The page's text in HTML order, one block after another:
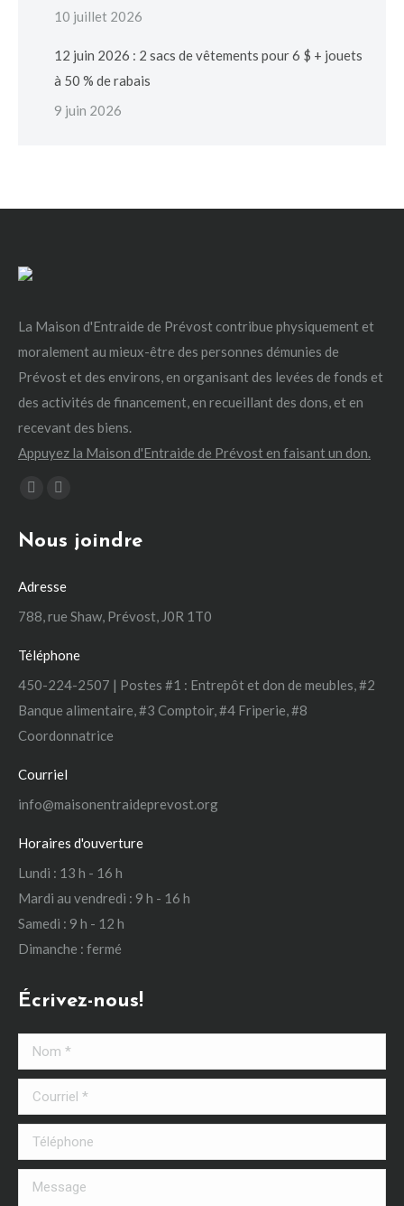
10 juillet 2026
12 juin 2026 : 2 sacs de vêtements pour 6 $ + jouets
à 50 % de rabais
9 juin 2026
La Maison d'Entraide de Prévost contribue physiquement et
moralement au mieux-être des personnes démunies de
Prévost et des environs, en organisant des levées de fonds et
des activités de financement, en recueillant des dons, et en
recevant des biens.
Appuyez la Maison d'Entraide de Prévost en faisant un don.
Trouvez nous sur :
Facebook
dans
une
fenêtre
Instagram
dans
une
fenêtre
Nous joindre
Adresse
788, rue Shaw, Prévost, J0R 1T0
Téléphone
450-224-2507 | Postes #1 : Entrepôt et don de meubles, #2
Banque alimentaire, #3 Comptoir, #4 Friperie, #8
Coordonnatrice
Courriel
info@maisonentraideprevost.org
Horaires d'ouverture
Lundi : 13 h - 16 h
Mardi au vendredi : 9 h - 16 h
Samedi : 9 h - 12 h
Dimanche : fermé
Écrivez-nous!
Nom *
Courriel *
Téléphone
Message